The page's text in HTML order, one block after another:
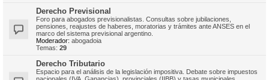
Derecho Previsional
Foro para abogados previsionalistas. Consultas sobre jubilaciones,
pensiones, reajustes de haberes, moratorias y trámites ante ANSES en el
marco del sistema previsional argentino.
Moderador: abogadoia
Temas: 29
Derecho Tributario
Espacio para el análisis de la legislación impositiva. Debate sobre impuestos